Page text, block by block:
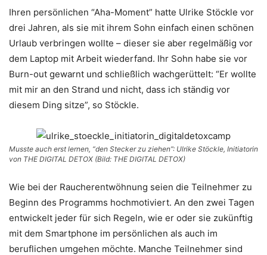
Ihren persönlichen “Aha-Moment” hatte Ulrike Stöckle vor
drei Jahren, als sie mit ihrem Sohn einfach einen schönen
Urlaub verbringen wollte – dieser sie aber regelmäßig vor
dem Laptop mit Arbeit wiederfand. Ihr Sohn habe sie vor
Burn-out gewarnt und schließlich wachgerüttelt: “Er wollte
mit mir an den Strand und nicht, dass ich ständig vor
diesem Ding sitze”, so Stöckle.
Musste auch erst lernen, “den Stecker zu ziehen”: Ulrike Stöckle, Initiatorin
von THE DIGITAL DETOX (Bild: THE DIGITAL DETOX)
Wie bei der Raucherentwöhnung seien die Teilnehmer zu
Beginn des Programms hochmotiviert. An den zwei Tagen
entwickelt jeder für sich Regeln, wie er oder sie zukünftig
mit dem Smartphone im persönlichen als auch im
beruflichen umgehen möchte. Manche Teilnehmer sind